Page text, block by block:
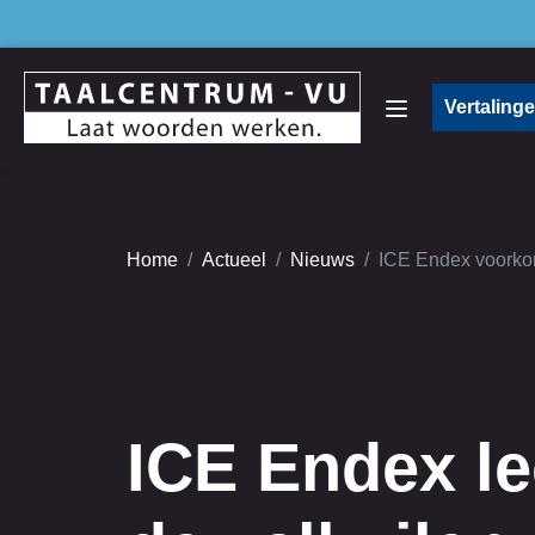
Home Actueel Nieuws ICE Endex
ICE Endex